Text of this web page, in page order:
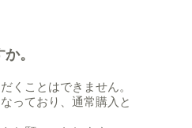
。
くことはできません。
っており、通常購入と